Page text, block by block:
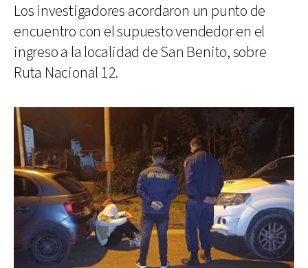
Los investigadores acordaron un punto de
encuentro con el supuesto vendedor en el
ingreso a la localidad de San Benito, sobre
Ruta Nacional 12.